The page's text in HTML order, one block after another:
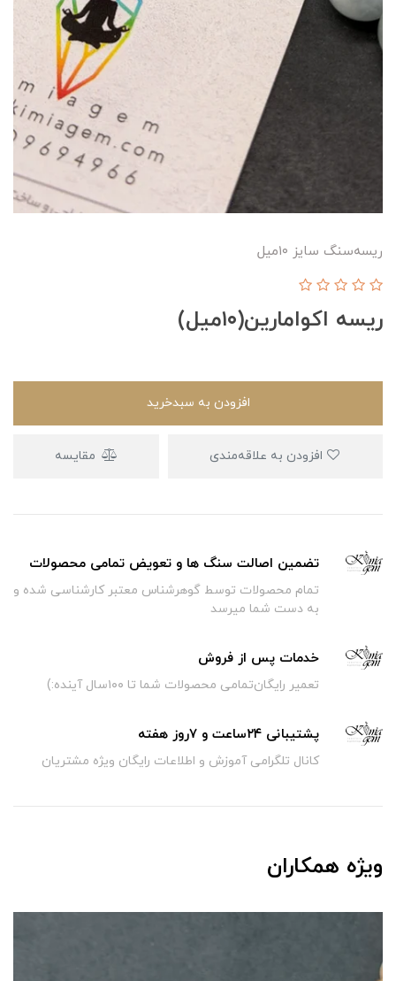
ریسه‌سنگ سایز ۱۰میل
ریسه اکوامارین(۱۰میل)
افزودن به سبدخرید
مقایسه
تضمین اصالت سنگ ها و تعویض تمامی محصولات
تمام محصولات توسط گوهرشناس معتبر کارشناسی شده و
به دست شما میرسد
خدمات پس از فروش
تعمیر رایگان‌تمامی محصولات شما تا ۱۰۰سال آینده:)
پشتیبانی ۲۴ساعت و ۷روز هفته
کانال تلگرامی آموزش و اطلاعات رایگان ویژه مشتریان
ویژه همکاران